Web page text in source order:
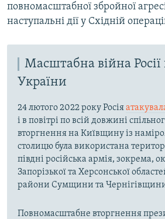
повномасштабної збройної
наступальні дії у Східній
Масштабна війна Росії
України
24 лютого 2022 року Росія
і в повітрі по всій довжині
вторгнення на Київщину із
столицю була використана
півдні російська армія, зокрема,
Запорізької та Херсонської
райони Сумщини та
Повномасштабне вторгнення